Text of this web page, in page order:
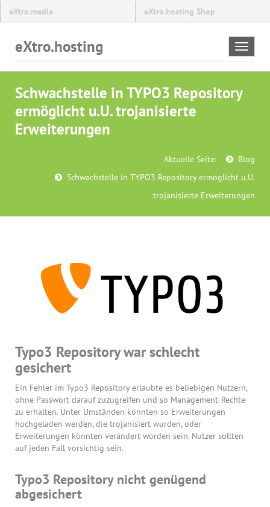
eXtro.media eXtro.hosting Shop
Toggle
eXtro.hosting
Schwachstelle in TYPO3 Repository
ermöglicht u.U. trojanisierte
Erweiterungen
Aktuelle Seite:
Blog
Schwachstelle in TYPO3 Repository ermöglicht u.U.
trojanisierte Erweiterungen
Typo3 Repository war schlecht
gesichert
Ein Fehler im Typo3 Repository erlaubte es beliebigen Nutzern,
ohne Passwort darauf zuzugreifen und so Management-Rechte
zu erhalten. Unter Umständen könnten so Erweiterungen
hochgeladen werden, die trojanisiert wurden, oder
Erweiterungen könnten verändert worden sein. Nutzer sollten
auf jeden Fall vorsichtig sein.
Typo3 Repository nicht genügend
abgesichert